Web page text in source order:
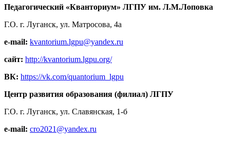
Педагогический «Кванториум» ЛГПУ им. Л.М.Лоповка
Г.О. г. Луганск, ул. Матросова, 4а
e-mail: kvantorium.lgpu@yandex.ru
сайт: http://kvantorium.lgpu.org/
ВК: https://vk.com/quantorium_lgpu
Центр развития образования (филиал) ЛГПУ
Г.О. г. Луганск, ул. Славянская, 1-б
e-mail: cro2021@yandex.ru